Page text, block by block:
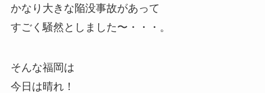
かなり大きな陥没事故があって
すごく騒然としました〜・・・。
そんな福岡は
今日は晴れ！